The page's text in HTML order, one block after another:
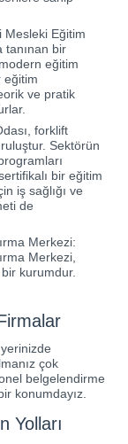
Mesleki Eğitim
tanınan bir
eğitim
eğitim
ve pratik
forklift
Sektörün
bir eğitim
iş sağlığı ve
de
Merkezi:
Merkezi,
kurumdur.
çok
belgelendirme
konumdayız.
Yolları